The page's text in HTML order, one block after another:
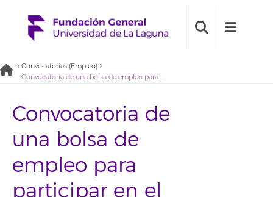
Convocatorias (Empleo)
Convocatoria de una bolsa de empleo para participar en el contexto de la línea «Patrimonio cultural inmaterial como configuración de la identidad» en el marco de la Estrategia Canaria de Transición Igualitaria (2021BDE001)
Convocatoria de
una bolsa de
empleo para
participar en el